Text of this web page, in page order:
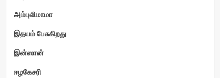
அம்புலிமாமா
இதயம் பேசுகிறது
இன்ஸான்
ஈழகேசரி